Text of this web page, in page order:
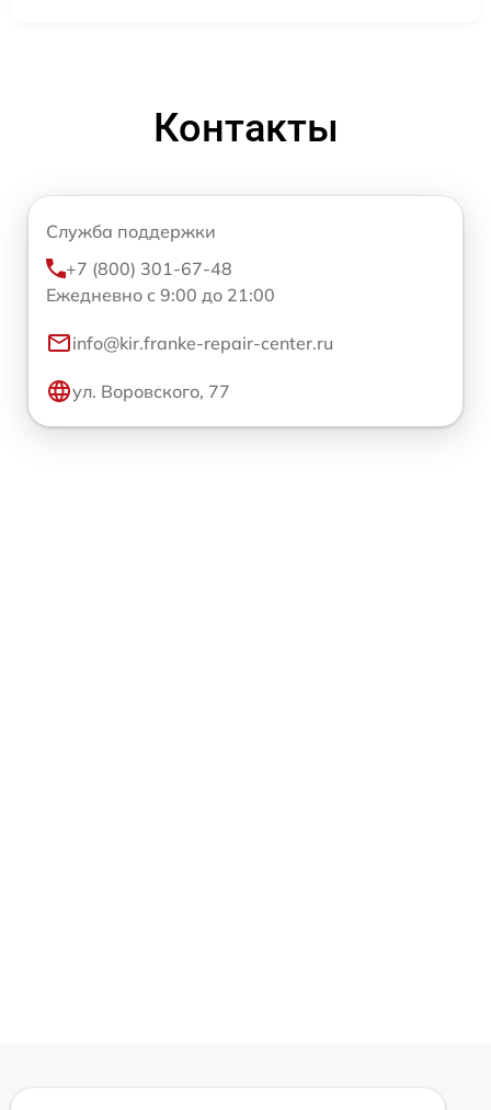
Контакты
Служба поддержки
+7 (800) 301-67-48
Ежедневно с 9:00 до 21:00
info@kir.franke-repair-center.ru
ул. Воровского, 77